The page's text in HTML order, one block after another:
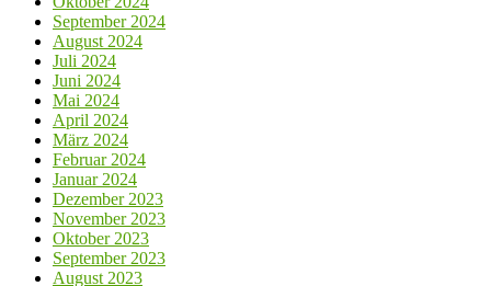
September 2024
August 2024
Juli 2024
Juni 2024
Mai 2024
April 2024
März 2024
Februar 2024
Januar 2024
Dezember 2023
November 2023
Oktober 2023
September 2023
August 2023